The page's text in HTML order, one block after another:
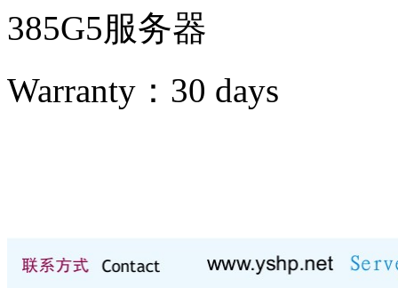
385G5服务器
Warranty： 30 days